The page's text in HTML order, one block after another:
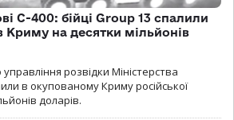
С-400: бійці Group 13 спалили
Криму на десятки мільйонів
розвідки Міністерства
в окупованому Криму російської
доларів.